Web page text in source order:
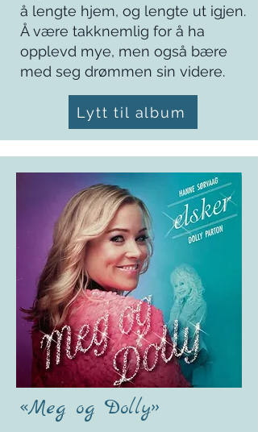
å lengte hjem, og lengte ut igjen.
Å være takknemlig for å ha
opplevd mye, men også bære
med seg drømmen sin videre.
Lytt til album
«Meg og Dolly»